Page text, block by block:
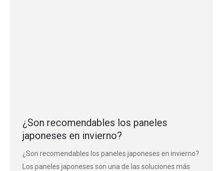
¿Son recomendables los paneles
japoneses en invierno?
¿Son recomendables los paneles japoneses en invierno?
Los paneles japoneses son una de las soluciones más